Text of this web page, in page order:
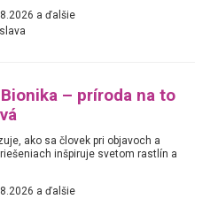
a ďalšie
– príroda na to
ako sa človek pri objavoch a
inšpiruje svetom rastlín a
a ďalšie